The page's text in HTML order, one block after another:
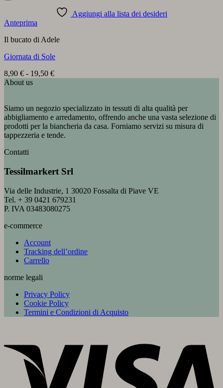
Aggiungi alla lista dei desideri
Anteprima
Il bucato di Adele
Giornata di Sole
8,90 € - 19,50 €Fascia
8,90 €
a
19,50 €
About us
Siamo un negozio specializzato in tessuti di alta qualità per
abbigliamento e arredamento, offrendo anche una vasta selezione di
prodotti per la biancheria da casa. Forniamo servizi su misura di
tappezzeria e tende.
Contatti
Tessilmarkert Srl
Via delle Industrie, 1 30020 Fossalta di Piave VE
Tel. + 39 0421 679231
P. IVA 03483080275
e-commerce
Account
Tracking dell’ordine
Carrello
norme legali
Privacy Policy
Cookie Policy
Termini e Condizioni di Acquisto